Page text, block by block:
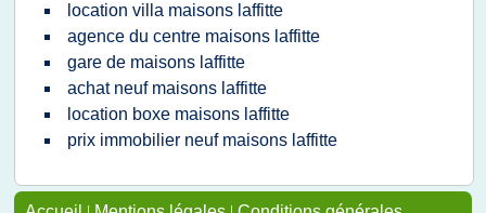
location villa maisons laffitte
agence du centre maisons laffitte
gare de maisons laffitte
achat neuf maisons laffitte
location boxe maisons laffitte
prix immobilier neuf maisons laffitte